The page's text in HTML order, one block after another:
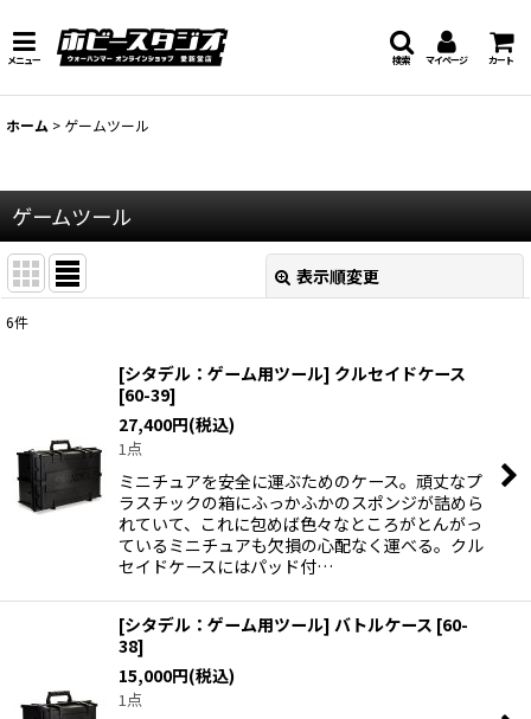
メニュー マイページ カート
検索
ホーム > ゲームツール
ゲームツール
表示順変更
並び順:
絞り込む
6件
[シタデル：ゲーム用ツール] クルセイドケース
[60-39]
27,400円(税込)
1点
ミニチュアを安全に運ぶためのケース。頑丈なプ
ラスチックの箱にふっかふかのスポンジが詰めら
れていて、これに包めば色々なところがとんがっ
ているミニチュアも欠損の心配なく運べる。クル
セイドケースにはパッド付…
[シタデル：ゲーム用ツール] バトルケース [60-
38]
15,000円(税込)
1点